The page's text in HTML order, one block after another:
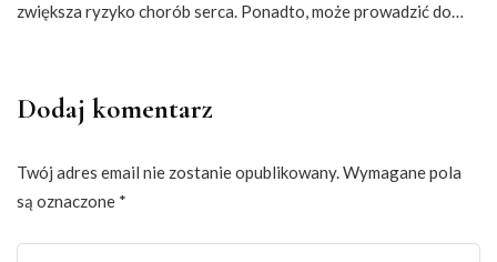
zwiększa ryzyko chorób serca. Ponadto, może prowadzić do…
Dodaj komentarz
Twój adres email nie zostanie opublikowany.Wymagane pola
są oznaczone *